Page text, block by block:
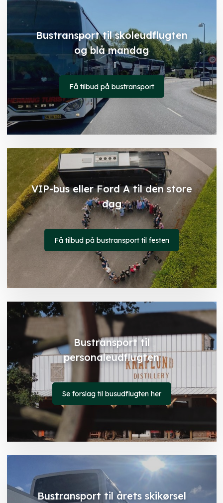
Bustransport til skoleudflugten
og blå mandag
Få tilbud på bustransport​
VIP-bus eller Ford A til den store
dag
Få tilbud på bustransport til festen
Bustransport til
personaleudflugten
Se forslag til busudflugten her​
Bustransport til årets skikørsel